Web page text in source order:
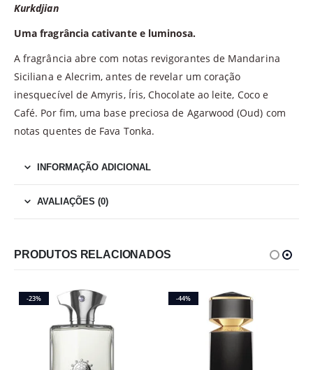
Kurkdjian
Uma fragrância cativante e luminosa.
A fragrância abre com notas revigorantes de Mandarina
Siciliana e Alecrim, antes de revelar um coração
inesquecível de Amyris, Íris, Chocolate ao leite, Coco e
Café. Por fim, uma base preciosa de Agarwood (Oud) com
notas quentes de Fava Tonka.
INFORMAÇÃO ADICIONAL
AVALIAÇÕES (0)
PRODUTOS RELACIONADOS
-23% -44%